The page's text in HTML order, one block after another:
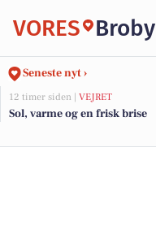
VORES Broby
Seneste nyt ›
12 timer siden | VEJRET
Sol, varme og en frisk brise